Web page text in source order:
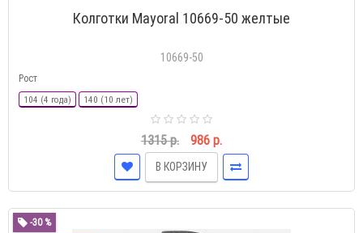
Колготки Mayoral 10669-50 желтые
10669-50
Рост
104 (4 года) 140 (10 лет)
1315 р. 986 р.
В КОРЗИНУ
-30 %